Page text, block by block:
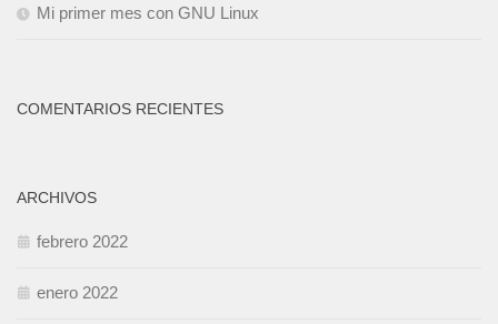
Mi primer mes con GNU Linux
COMENTARIOS RECIENTES
ARCHIVOS
febrero 2022
enero 2022